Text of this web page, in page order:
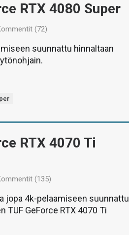
RTX 4080 Super
(72)
suunnattu hinnaltaan
RTX 4070 Ti
(135)
jopa 4k-pelaamiseen suunnattu
GeForce RTX 4070 Ti